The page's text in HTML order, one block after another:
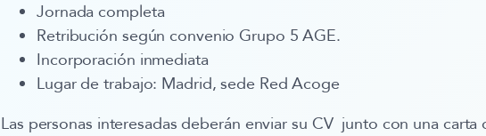
Jornada completa
Retribución según convenio Grupo 5 AGE.
Incorporación inmediata
Lugar de trabajo: Madrid, sede Red Acoge
Las personas interesadas deberán enviar su CV junto con una carta